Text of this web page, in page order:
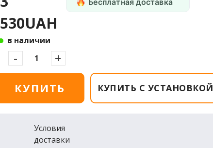
530UAH
в наличии
- +
КУПИТЬ КУПИТЬ С УСТАНОВКОЙ
Условия
доставки